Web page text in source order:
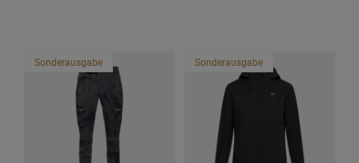
Taschen & Rucksäcke
Alle anzeigen
Sonderausgabe Sonderausgabe